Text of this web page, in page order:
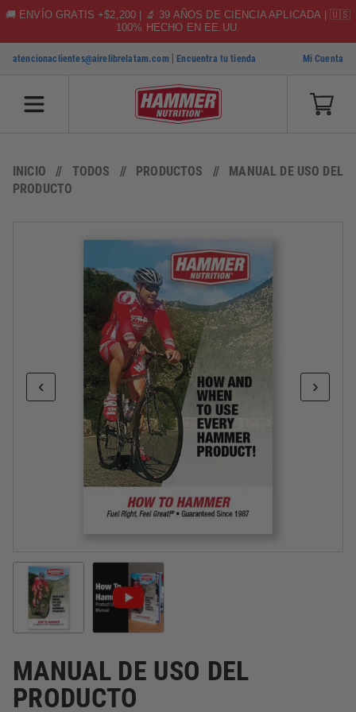
🚚 ENVÍO GRATIS +$2,200 | 🔬 39 AÑOS DE CIENCIA APLICADA | 🇺🇸
100% HECHO EN EE.UU.
SKIP TO CONTENT
atencionaclientes@airelibrelatam.com |Encuentra tu tienda Mi Cuenta
INICIO TODOS PRODUCTOS
MANUAL DE USO DEL
PRODUCTO
MANUAL DE USO DEL
PRODUCTO